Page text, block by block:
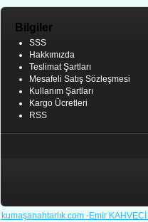
Bilgiler
SSS
Hakkımızda
Teslimat Şartları
Mesafeli Satış Sözleşmesi
Kullanım Şartları
Kargo Ücretleri
RSS
kumaşanahtarlık.com -Emir